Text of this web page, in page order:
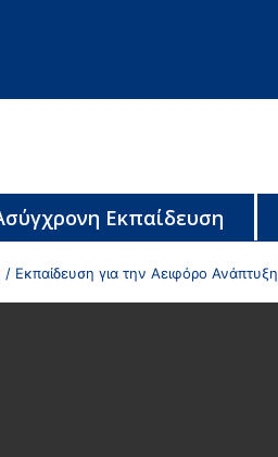
Εκπαίδευση
/ Εκπαίδευση για την Αειφόρο Ανάπτυξη